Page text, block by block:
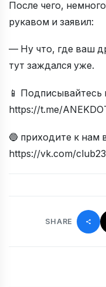
После чего,
рукавом и заявил:
— Ну что, где ваш
тут заждался уже.
📱 Подписывайтесь
https://t.me/
🔵 приходите к нам
https://vk.com/
SHARE